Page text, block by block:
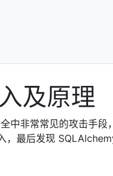
及原理
中非常常见的攻击手
最后发现